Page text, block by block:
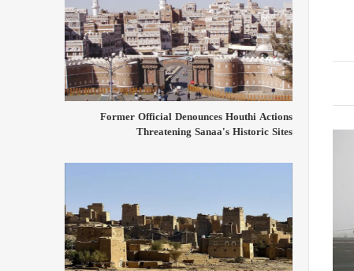
Former Official Denounces Houthi Actions
Threatening Sanaa's Historic Sites